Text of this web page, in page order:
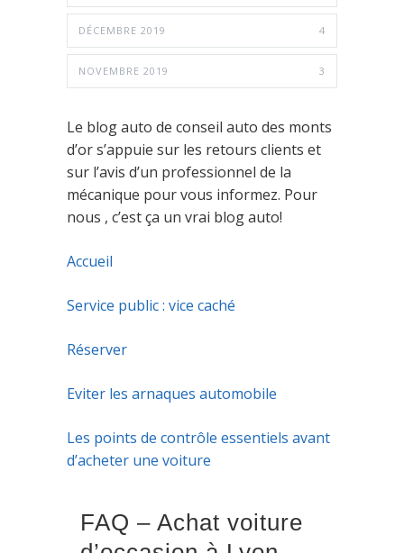
DÉCEMBRE 2019 4
NOVEMBRE 2019 3
Le blog auto de conseil auto des monts
d’or s’appuie sur les retours clients et
sur l’avis d’un professionnel de la
mécanique pour vous informez. Pour
nous , c’est ça un vrai blog auto!
Accueil
Service public : vice caché
Réserver
Eviter les arnaques automobile
Les points de contrôle essentiels avant
d’acheter une voiture
FAQ – Achat voiture